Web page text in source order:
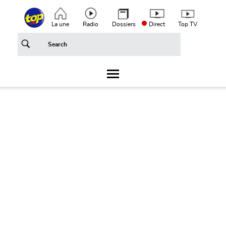
Aller au contenu principalTop header menu
La une Radio Dossiers Direct Top TV